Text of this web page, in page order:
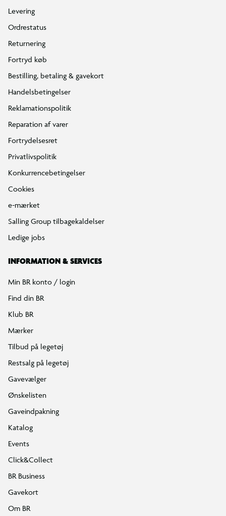
Levering
Ordrestatus
Returnering
Fortryd køb
Bestilling, betaling & gavekort
Handelsbetingelser
Reklamationspolitik
Reparation af varer
Fortrydelsesret
Privatlivspolitik
Konkurrencebetingelser
Cookies
e-mærket
Salling Group tilbagekaldelser
Ledige jobs
INFORMATION & SERVICES
Min BR konto / login
Find din BR
Klub BR
Mærker
Tilbud på legetøj
Restsalg på legetøj
Gavevælger
Ønskelisten
Gaveindpakning
Katalog
Events
Click&Collect
BR Business
Gavekort
Om BR